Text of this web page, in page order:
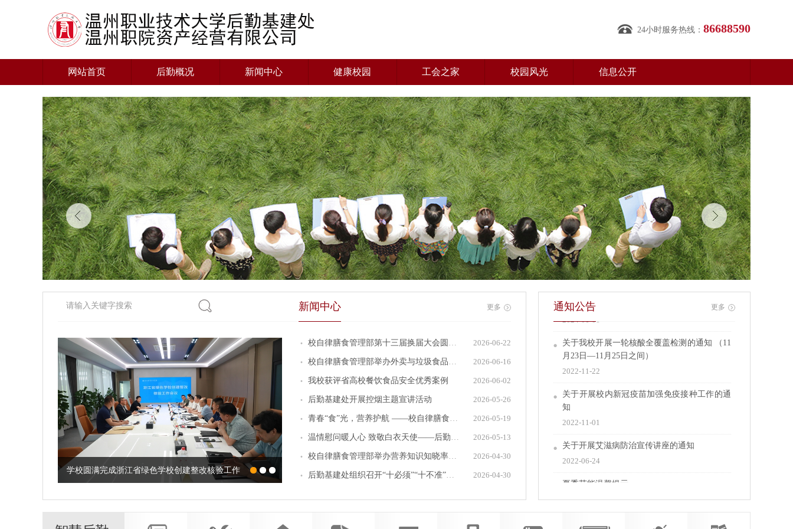
24小时服务热线： 86688590
网站首页 后勤概况 新闻中心 健康校园 工会之家 校园风光 信息公开
更多
新闻中心
学校圆满完成浙江省绿色学校创建整改核验工作
2026-06-22
· 校自律膳食管理部第十三届换届大会圆满完成
2026-06-16
· 校自律膳食管理部举办外卖与垃圾食品危害宣传教育活动
2026-06-02
· 我校获评省高校餐饮食品安全优秀案例
2026-05-26
· 后勤基建处开展控烟主题宣讲活动
2026-05-19
· 青春“食”光，营养护航 ——校自律膳食管理部成功举办健康营养知识宣讲活动
2026-05-13
· 温情慰问暖人心 致敬白衣天使——后勤基建处开展“5.12国际护士节”慰问活动
2026-04-30
· 校自律膳食管理部举办营养知识知晓率问卷调查活动
2026-04-30
· 后勤基建处组织召开“十必须”“十不准”专题会
更多
通知公告
2025年1-6月份温州职业技术学院二级单位水电
公示表
2025-10-30
2024年温州职业技术学院茶山校区二级单位水
电公示表.xlsx
2025-01-01
关于水控小程序的常见答疑
2024-09-18
电公示表
2024-01-01
关于我校开展一轮核酸全覆盖检测的通知 （11
月23日—11月25日之间）
关于开展校内新冠疫苗加强免疫接种工作的通
知
关于开展艾滋病防治宣传讲座的通知
夏季节能温馨提示